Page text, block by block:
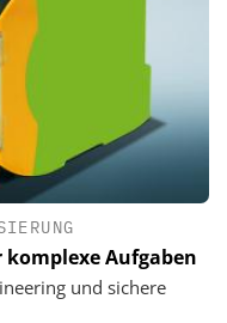
Aufgaben
und sichere